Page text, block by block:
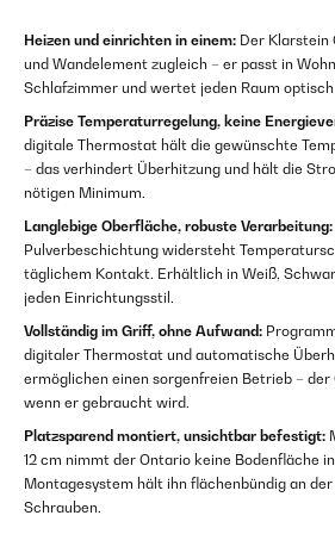
Heizen und einrichten in einem: Der Klarstein
und Wandelement zugleich – er passt in
Schlafzimmer und wertet jeden Raum optisch
Präzise Temperaturregelung, keine
digitale Thermostat hält die gewünschte
– das verhindert Überhitzung und hält die
nötigen Minimum.
Langlebige Oberfläche, robuste Verarbeitung:
Pulverbeschichtung widersteht
täglichem Kontakt. Erhältlich in Weiß,
jeden Einrichtungsstil.
Vollständig im Griff, ohne Aufwand:
digitaler Thermostat und automatische
ermöglichen einen sorgenfreien Betrieb – der
wenn er gebraucht wird.
Platzsparend montiert, unsichtbar befestigt:
12 cm nimmt der Ontario keine Bodenfläche
Montagesystem hält ihn flächenbündig an
Schrauben.